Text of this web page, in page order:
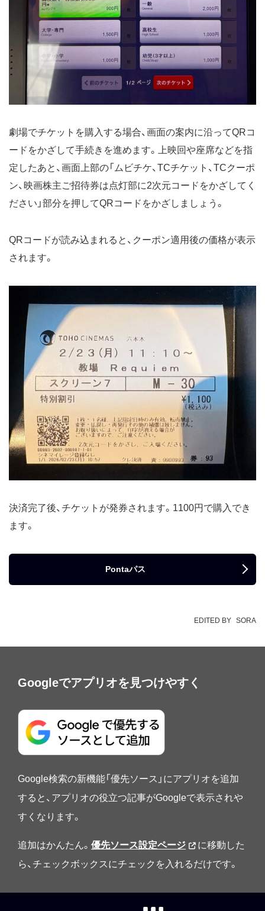
劇場でチケットを購入する場合、画面の案内に沿ってQRコ
ードをかざして手続きを進めます。上映回や座席などを指
定したあと、画面上部の「ムビチケ、TCチケット、TCクーポ
ン、映画株主ご招待券は点灯部に2次元コードをかざしてく
ださい」部分を押してQRコードをかざしましょう。
QRコードが読み込まれると、クーポン適用後の価格が表示
されます。
決済完了後、チケットが発券されます。1100円で購入でき
ます。
Pontaパス
EDITED BY SORA
Googleでアプリオを見つけやすく
Google検索の新機能「優先ソース」にアプリオを追加
すると、アプリオの役立つ記事がGoogleで表示されや
すくなります。
追加はかんたん。 優先ソース設定ページ
に移動した
ら、チェックボックスにチェックを入れるだけです。